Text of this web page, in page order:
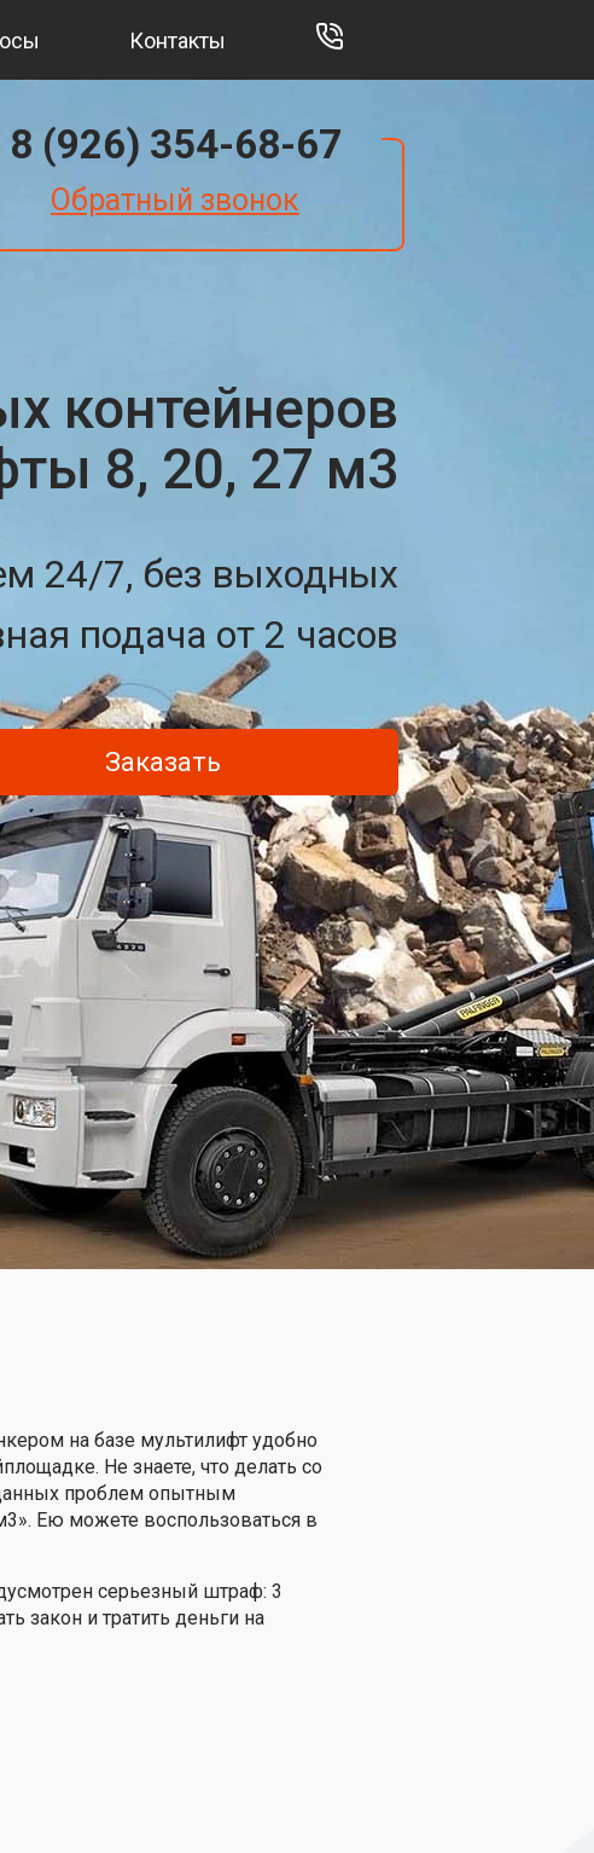
Контакты
8 (926) 354-68-67
Обратный звонок
контейнеров
8, 20, 27 м3
24/7, без выходных
подача от 2 часов
Заказать
на базе мультилифт удобно
Не знаете, что делать со
проблем опытным
Ею можете воспользоваться в
серьезный штраф: 3
закон и тратить деньги на